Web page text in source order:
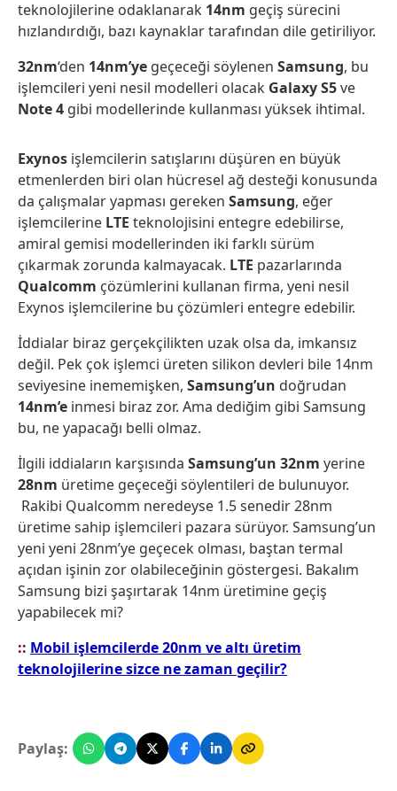
teknolojilerine odaklanarak 14nm geçiş sürecini
hızlandırdığı, bazı kaynaklar tarafından dile getiriliyor.
32nm‘den 14nm’ye geçeceği söylenen Samsung, bu
işlemcileri yeni nesil modelleri olacak Galaxy S5ve
Note 4 gibi modellerinde kullanması yüksek ihtimal.
Exynos işlemcilerin satışlarını düşüren en büyük
etmenlerden biri olan hücresel ağ desteği konusunda
da çalışmalar yapması gereken Samsung, eğer
işlemcilerine LTE teknolojisini entegre edebilirse,
amiral gemisi modellerinden iki farklı sürüm
çıkarmak zorunda kalmayacak. LTE pazarlarında
Qualcomm çözümlerini kullanan firma, yeni nesil
Exynos işlemcilerine bu çözümleri entegre edebilir.
İddialar biraz gerçekçilikten uzak olsa da, imkansız
değil. Pek çok işlemci üreten silikon devleri bile 14nm
seviyesine inememişken, Samsung’un doğrudan
14nm’e inmesi biraz zor. Ama dediğim gibi Samsung
bu, ne yapacağı belli olmaz.
İlgili iddiaların karşısında Samsung’un 32nm yerine
28nm üretime geçeceği söylentileri de bulunuyor.
Rakibi Qualcomm neredeyse 1.5 senedir 28nm
üretime sahip işlemcileri pazara sürüyor. Samsung’un
yeni yeni 28nm’ye geçecek olması, baştan termal
açıdan işinin zor olabileceğinin göstergesi. Bakalım
Samsung bizi şaşırtarak 14nm üretimine geçiş
yapabilecek mi?
:: Mobil işlemcilerde 20nm ve altı üretim
teknolojilerine sizce ne zaman geçilir?
Paylaş: